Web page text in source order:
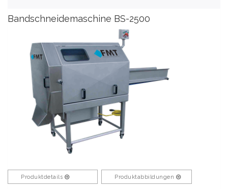
Bandschneidemaschine BS-2500
Produktdetails Produktabbildungen